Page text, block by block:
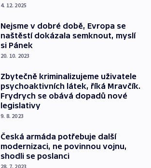
4. 12. 2025
Nejsme v dobré době, Evropa se
naštěstí dokázala semknout, myslí
si Pánek
20. 10. 2023
Zbytečně kriminalizujeme uživatele
psychoaktivních látek, říká Mravčík.
Frydrych se obává dopadů nové
legislativy
9. 8. 2023
Česká armáda potřebuje další
modernizaci, ne povinnou vojnu,
shodli se poslanci
28. 7. 2023